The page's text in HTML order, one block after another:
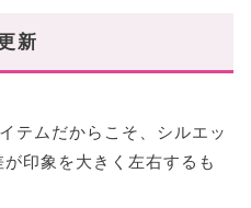
新
テムだからこそ、シルエッ
印象を大きく左右するも